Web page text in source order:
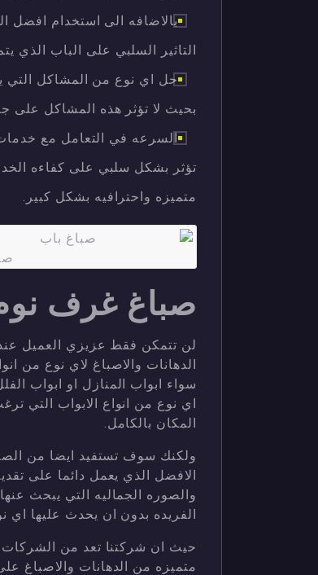
بالاضافه الى استخدام افضل
التاثير السلبي على الباب الذي
حل اي نوع من المشاكل التي
بحيث لا تؤثر هذه المشاكل على
السرعه في التعامل مع خدمات
تؤثر بشكل سلبي على كفاءه
متميزه واحترافيه بشكل كبير.
صباغ غرف
لن تتمكن فقط عزيزي العميل
الدهانات والاصباغ لاي نوع من
سواء ابواب المنازل او ابواب
اي نوع من انواع الابواب التي
المكان بالكامل.
ولكنك سوف تستفيد ايضا من
الافضل الذي يعمل دائما على
والصوره الجماليه التي يبحث
الفريده بدون ان يحدث عليها اي
حيث ان شركتنا تعد من الشركات
متميزه من الدهانات والاصباغ